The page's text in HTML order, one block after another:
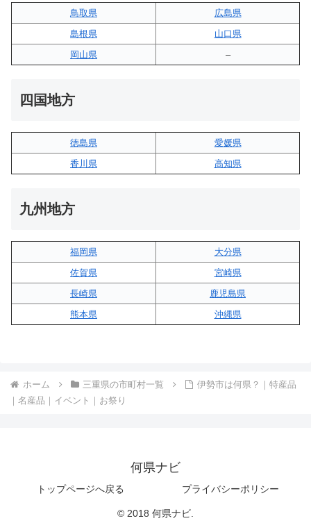
鳥取県
広島県
島根県
山口県
岡山県
–
四国地方
徳島県
愛媛県
香川県
高知県
九州地方
福岡県
大分県
佐賀県
宮崎県
長崎県
鹿児島県
熊本県
沖縄県
ホーム 三重県の市町村一覧
伊勢市は何県？｜特産品
｜名産品｜イベント｜お祭り
何県ナビ
トップページへ戻る プライバシーポリシー
© 2018 何県ナビ.